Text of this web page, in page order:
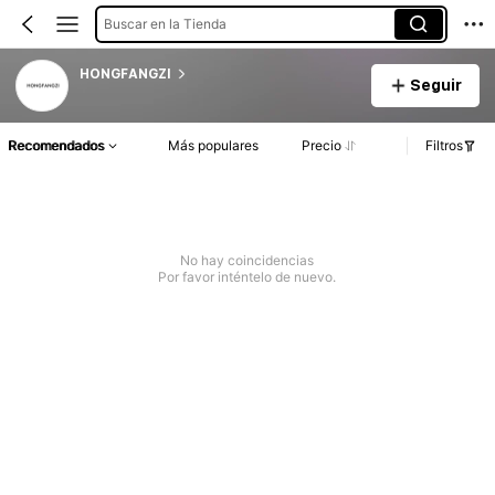
Buscar en la Tienda
HONGFANGZI
Seguir
Recomendados Más populares Precio Filtros
No hay coincidencias
Por favor inténtelo de nuevo.